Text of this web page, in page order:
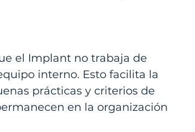
el Implant no trabaja de
interno. Esto facilita la
prácticas y criterios de
en la organización